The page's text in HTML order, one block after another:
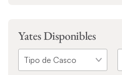
Yates Disponibles